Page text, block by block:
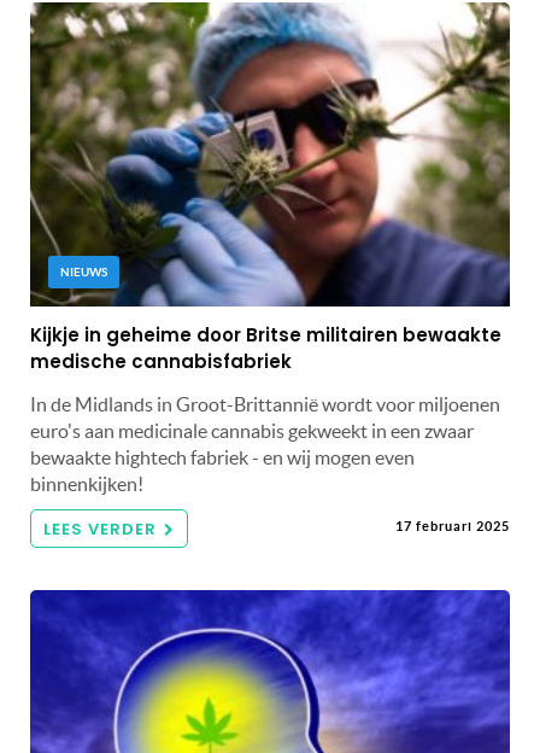
NIEUWS
Kijkje in geheime door Britse militairen bewaakte
medische cannabisfabriek
In de Midlands in Groot-Brittannië wordt voor miljoenen
euro's aan medicinale cannabis gekweekt in een zwaar
bewaakte hightech fabriek - en wij mogen even
binnenkijken!
LEES VERDER 17 februari 2025